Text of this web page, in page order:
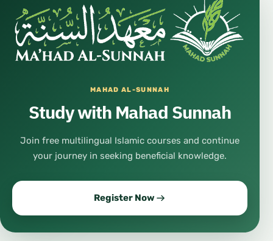
MAHAD AL-SUNNAH
Study with Mahad Sunnah
Join free multilingual Islamic courses and continue
your journey in seeking beneficial knowledge.
Register Now